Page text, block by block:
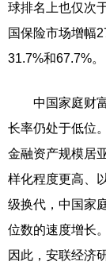
球排名上也仅次
国保险市场增幅
31.7%和67.7%。
中国家庭财富
长率仍处于低位
金融资产规模居
样化程度更高、
级换代，中国家
位数的速度增长
因此，安联经济